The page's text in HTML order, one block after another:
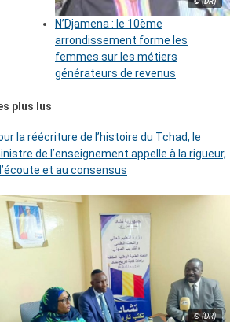
N’Djamena : le 10ème
arrondissement forme les
femmes sur les métiers
générateurs de revenus
plus lus
la réécriture de l’histoire du Tchad, le
de l’enseignement appelle à la rigueur,
et au consensus
© (DR)